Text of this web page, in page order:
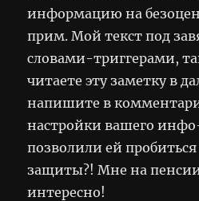
информацию на
прим. Мой текст под
словами-триггерами,
читаете эту заметку в
напишите в
настройки вашего
позволили ей
защиты?! Мне на
интересно!